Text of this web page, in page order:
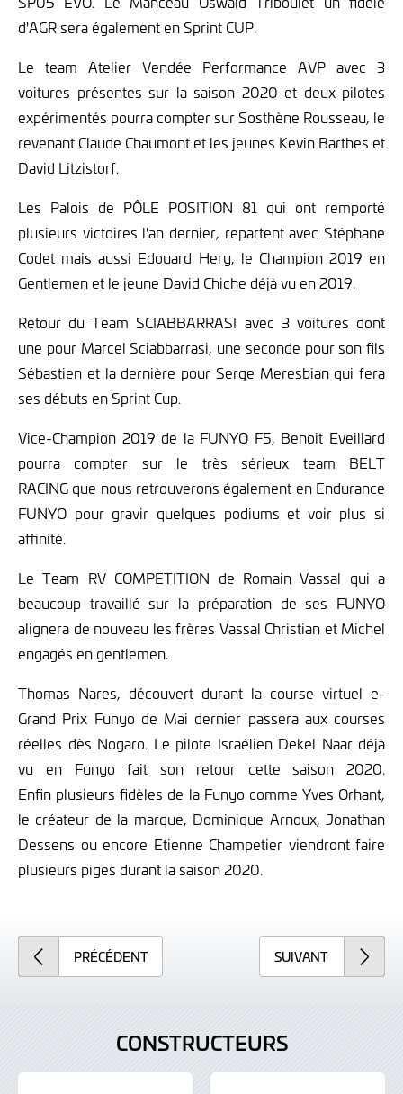
d'AGR sera également en Sprint CUP.
Le team Atelier Vendée Performance AVP avec 3
voitures présentes sur la saison 2020 et deux pilotes
expérimentés pourra compter sur Sosthène Rousseau, le
revenant Claude Chaumont et les jeunes Kevin Barthes et
David Litzistorf.
Les Palois de PÔLE POSITION 81 qui ont remporté
plusieurs victoires l'an dernier, repartent avec Stéphane
Codet mais aussi Edouard Hery, le Champion 2019 en
Gentlemen et le jeune David Chiche déjà vu en 2019.
Retour du Team SCIABBARRASI avec 3 voitures dont
une pour Marcel Sciabbarrasi, une seconde pour son fils
Sébastien et la dernière pour Serge Meresbian qui fera
ses débuts en Sprint Cup.
Vice-Champion 2019 de la FUNYO F5, Benoit Eveillard
pourra compter sur le très sérieux team BELT
RACING que nous retrouverons également en Endurance
FUNYO pour gravir quelques podiums et voir plus si
affinité.
Le Team RV COMPETITION de Romain Vassal qui a
beaucoup travaillé sur la préparation de ses FUNYO
alignera de nouveau les frères Vassal Christian et Michel
engagés en gentlemen.
Thomas Nares, découvert durant la course virtuel e-
Grand Prix Funyo de Mai dernier passera aux courses
réelles dès Nogaro. Le pilote Israélien Dekel Naar déjà
vu en Funyo fait son retour cette saison 2020.
Enfin plusieurs fidèles de la Funyo comme Yves Orhant,
le créateur de la marque, Dominique Arnoux, Jonathan
Dessens ou encore Etienne Champetier viendront faire
plusieurs piges durant la saison 2020.
PRÉCÉDENT SUIVANT
CONSTRUCTEURS